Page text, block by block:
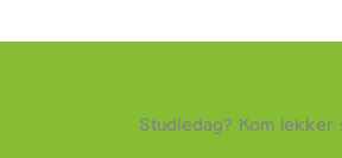
Studiedag? Kom lekker